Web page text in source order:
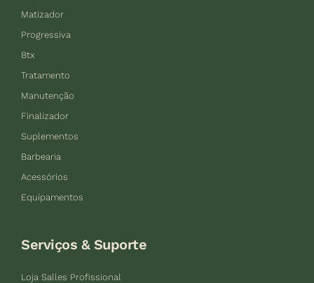
Matizador
Progressiva
Btx
Tratamento
Manutenção
Finalizador
Suplementos
Barbearia
Acessórios
Equipamentos
Serviços & Suporte
Loja Salles Profissional